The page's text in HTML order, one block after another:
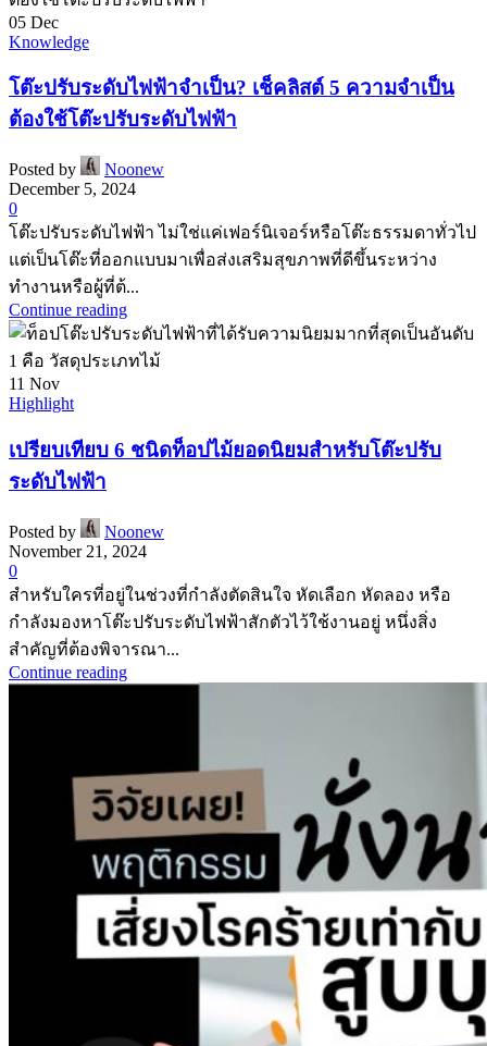
05 Dec
Knowledge
โต๊ะปรับระดับไฟฟ้าจำเป็น? เช็คลิสต์ 5 ความจำเป็น
ต้องใช้โต๊ะปรับระดับไฟฟ้า
Posted by
Noonew
December 5, 2024
0
โต๊ะปรับระดับไฟฟ้า ไม่ใช่แค่เฟอร์นิเจอร์หรือโต๊ะธรรมดาทั่วไป
แต่เป็นโต๊ะที่ออกแบบมาเพื่อส่งเสริมสุขภาพที่ดีขึ้นระหว่าง
ทำงานหรือผู้ที่ต้...
Continue reading
11 Nov
Highlight
เปรียบเทียบ 6 ชนิดท็อปไม้ยอดนิยมสำหรับโต๊ะปรับ
ระดับไฟฟ้า
Posted by
Noonew
November 21, 2024
0
สำหรับใครที่อยู่ในช่วงที่กำลังตัดสินใจ หัดเลือก หัดลอง หรือ
กำลังมองหาโต๊ะปรับระดับไฟฟ้าสักตัวไว้ใช้งานอยู่ หนึ่งสิ่ง
สำคัญที่ต้องพิจารณา...
Continue reading